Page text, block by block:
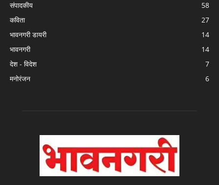
संपादकीय
58
कविता
27
भावनगरी डायरी
14
भावनगरी
14
देश - विदेश
7
मनोरंजन
6